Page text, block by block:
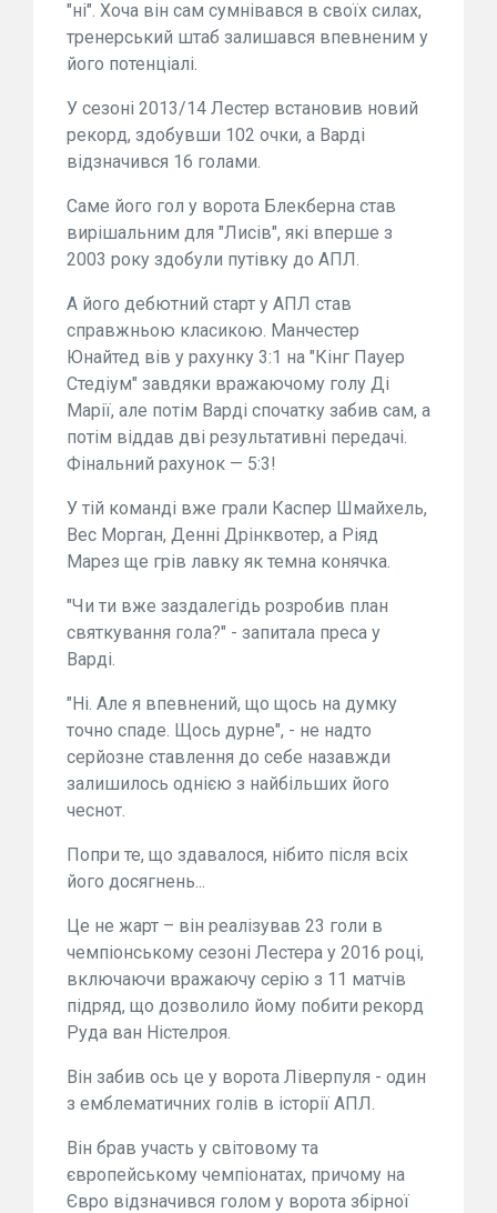
"ні". Хоча він сам сумнівався в своїх силах,
тренерський штаб залишався впевненим у
його потенціалі.
У сезоні 2013/14 Лестер встановив новий
рекорд, здобувши 102 очки, а Варді
відзначився 16 голами.
Саме його гол у ворота Блекберна став
вирішальним для "Лисів", які вперше з
2003 року здобули путівку до АПЛ.
А його дебютний старт у АПЛ став
справжньою класикою. Манчестер
Юнайтед вів у рахунку 3:1 на "Кінг Пауер
Стедіум" завдяки вражаючому голу Ді
Марії, але потім Варді спочатку забив сам, а
потім віддав дві результативні передачі.
Фінальний рахунок — 5:3!
У тій команді вже грали Каспер Шмайхель,
Вес Морган, Денні Дрінквотер, а Ріяд
Марез ще грів лавку як темна конячка.
"Чи ти вже заздалегідь розробив план
святкування гола?" - запитала преса у
Варді.
"Ні. Але я впевнений, що щось на думку
точно спаде. Щось дурне", - не надто
серйозне ставлення до себе назавжди
залишилось однією з найбільших його
чеснот.
Попри те, що здавалося, нібито після всіх
його досягнень...
Це не жарт – він реалізував 23 голи в
чемпіонському сезоні Лестера у 2016 році,
включаючи вражаючу серію з 11 матчів
підряд, що дозволило йому побити рекорд
Руда ван Ністелроя.
Він забив ось це у ворота Ліверпуля - один
з емблематичних голів в історії АПЛ.
Він брав участь у світовому та
європейському чемпіонатах, причому на
Євро відзначився голом у ворота збірної